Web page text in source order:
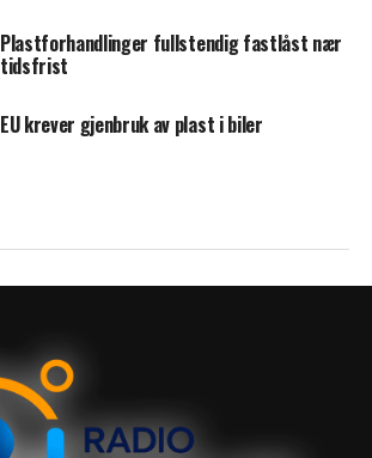
Plastforhandlinger fullstendig fastlåst nær
tidsfrist
EU krever gjenbruk av plast i biler